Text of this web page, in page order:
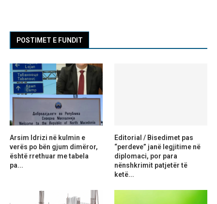
POSTIMET E FUNDIT
Arsim Idrizi në kulmin e
verës po bën gjum dimëror,
është rrethuar me tabela
pa...
Editorial / Bisedimet pas
“perdeve” janë legjitime në
diplomaci, por para
nënshkrimit patjetër të
ketë...